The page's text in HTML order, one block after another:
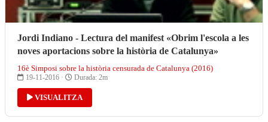
Jordi Indiano - Lectura del manifest «Obrim l'escola a les
noves aportacions sobre la història de Catalunya»
16è Simposi sobre la història censurada de Catalunya (2016)
19-11-2016 · Durada: 2m
VISUALITZA